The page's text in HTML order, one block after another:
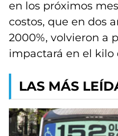
en los próximos
costos, que en dos
2000%, volvieron a
impactará en el kilo
LAS MÁS